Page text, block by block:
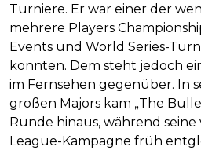
Turniere. Er war einer der
mehrere Players
Events und World Series-
konnten. Dem steht jedoch
im Fernsehen gegenüber. In
großen Majors kam „The
Runde hinaus, während
League-Kampagne früh